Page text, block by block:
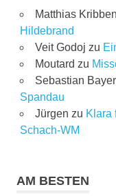
Matthias Kribben
Hildebrand
Veit Godoj zu
Moutard zu
Sebastian
Spandau
Jürgen zu Klara
Schach-WM
AM BESTEN